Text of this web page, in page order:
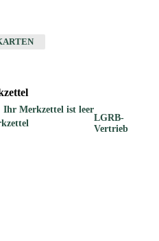
Ihr Merkzettel ist leer
LGRB-
Vertrieb